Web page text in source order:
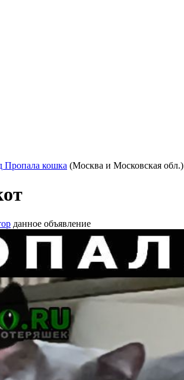
Пропала кошка (Москва и Московская обл.)
данное объявление